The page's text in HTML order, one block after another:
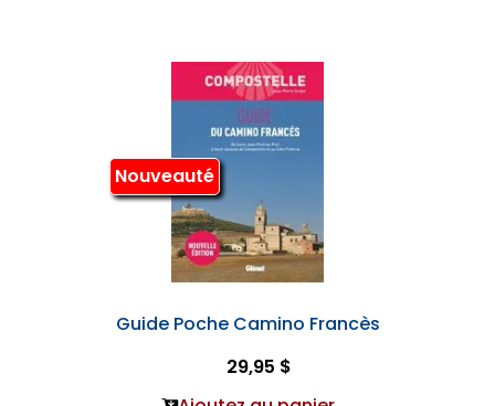
Nouveauté
Guide Poche Camino Francès
29,95 $